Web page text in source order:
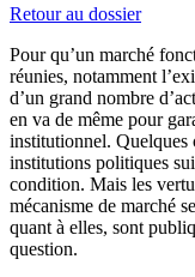
Retour au dossier
Pour qu’un marché
réunies, notamment
d’un grand nombre
en va de même pour
institutionnel. Quelques
institutions politiques
condition. Mais les
mécanisme de marché
quant à elles, sont
question.